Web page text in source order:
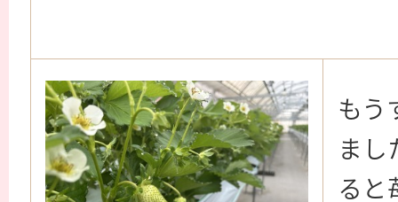
もう
まし
ると